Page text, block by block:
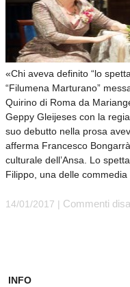
«Chi aveva definito “lo
“Filumena Marturano”
Quirino di Roma da
Geppy Gleijeses con la
suo debutto nella prosa
afferma Francesco
culturale dell’Ansa. Lo
Filippo, una delle
14/01/2017 | Commenti
INFO